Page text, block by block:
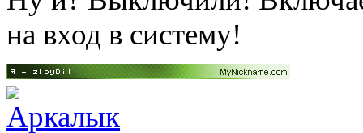
на вход в систему!